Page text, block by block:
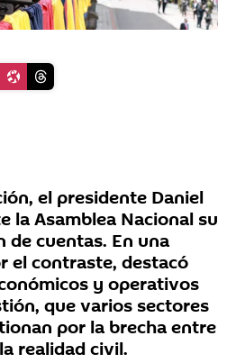
el presidente Daniel
la Asamblea Nacional su
cuentas. En una
el contraste, destacó
y operativos
que varios sectores
por la brecha entre
realidad civil.